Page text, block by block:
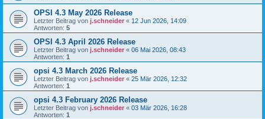
OPSI 4.3 May 2026 Release
Letzter Beitrag von j.schneider « 12 Jun 2026, 14:09
Antworten: 5
OPSI 4.3 April 2026 Release
Letzter Beitrag von j.schneider « 06 Mai 2026, 08:43
Antworten: 1
opsi 4.3 March 2026 Release
Letzter Beitrag von j.schneider « 25 Mär 2026, 12:32
Antworten: 1
opsi 4.3 February 2026 Release
Letzter Beitrag von j.schneider « 03 Mär 2026, 16:28
Antworten: 1